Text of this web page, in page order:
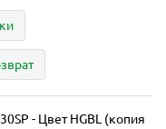
- Цвет HGBL (копия